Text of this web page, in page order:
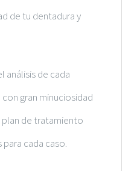
de tu dentadura y
análisis de cada
gran minuciosidad
de tratamiento
para cada caso.